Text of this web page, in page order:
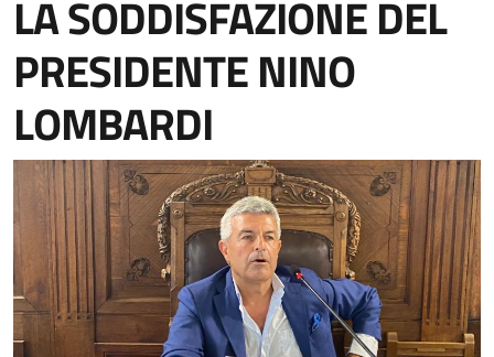
LA SODDISFAZIONE DEL
PRESIDENTE NINO
LOMBARDI